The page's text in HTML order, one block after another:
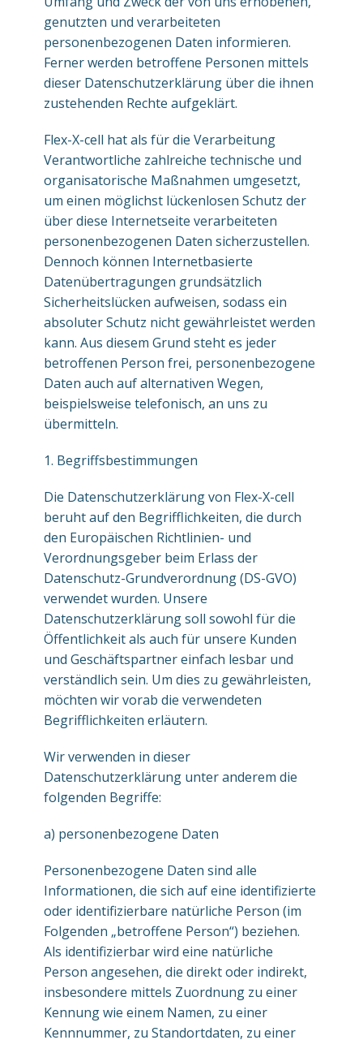
genutzten und verarbeiteten
personenbezogenen Daten informieren.
Ferner werden betroffene Personen mittels
dieser Datenschutzerklärung über die ihnen
zustehenden Rechte aufgeklärt.
Flex-X-cell hat als für die Verarbeitung
Verantwortliche zahlreiche technische und
organisatorische Maßnahmen umgesetzt,
um einen möglichst lückenlosen Schutz der
über diese Internetseite verarbeiteten
personenbezogenen Daten sicherzustellen.
Dennoch können Internetbasierte
Datenübertragungen grundsätzlich
Sicherheitslücken aufweisen, sodass ein
absoluter Schutz nicht gewährleistet werden
kann. Aus diesem Grund steht es jeder
betroffenen Person frei, personenbezogene
Daten auch auf alternativen Wegen,
beispielsweise telefonisch, an uns zu
übermitteln.
1. Begriffsbestimmungen
Die Datenschutzerklärung von Flex-X-cell
beruht auf den Begrifflichkeiten, die durch
den Europäischen Richtlinien- und
Verordnungsgeber beim Erlass der
Datenschutz-Grundverordnung (DS-GVO)
verwendet wurden. Unsere
Datenschutzerklärung soll sowohl für die
Öffentlichkeit als auch für unsere Kunden
und Geschäftspartner einfach lesbar und
verständlich sein. Um dies zu gewährleisten,
möchten wir vorab die verwendeten
Begrifflichkeiten erläutern.
Wir verwenden in dieser
Datenschutzerklärung unter anderem die
folgenden Begriffe:
a) personenbezogene Daten
Personenbezogene Daten sind alle
Informationen, die sich auf eine identifizierte
oder identifizierbare natürliche Person (im
Folgenden „betroffene Person“) beziehen.
Als identifizierbar wird eine natürliche
Person angesehen, die direkt oder indirekt,
insbesondere mittels Zuordnung zu einer
Kennung wie einem Namen, zu einer
Kennnummer, zu Standortdaten, zu einer